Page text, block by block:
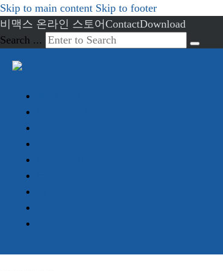
Skip to main content Skip to footer
비맥스 온라인 스토어 ContactDownload
Search ...